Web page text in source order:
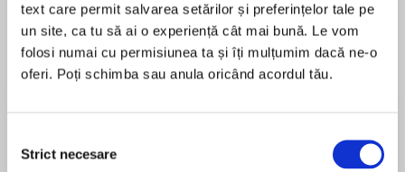
text care permit salvarea setărilor și preferințelor tale pe
un site, ca tu să ai o experiență cât mai bună. Le vom
folosi numai cu permisiunea ta și îți mulțumim dacă ne-o
oferi. Poți schimba sau anula oricând acordul tău.
consimțământului
Strict necesare
Elita de Argint (Elita
de...
Dani Francis
Diavolul se îmbracă de
la...
Lauren Weisberger
Migdală
Sohn Won-pyung
Desprecarte